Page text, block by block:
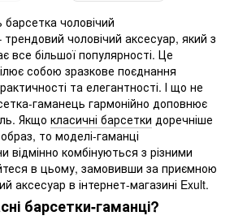
чоловічий аксесуар, який з
все більшої популярності. Це
собою зразкове поєднання
та елегантності. І що не
гаманець гармонійно доповнює
Якщо класичні барсетки доречніше
то моделі-гаманці
відмінно комбінуються з різними
в цьому, замовивши за приємною
аксесуар в інтернет-магазині Exult.
барсетки-гаманці?